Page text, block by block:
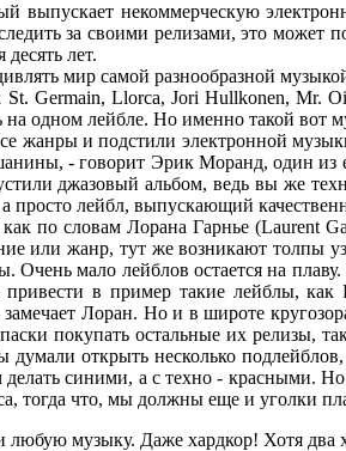
выпускает некоммерческую
за своими релизами, это
десять лет.
мир самой разнообразной
Germain, Llorca, Jori Hullkonen, Mr.
одном лейбле. Но именно такой вот
жанры и подстили электронной
- говорит Эрик Моранд, один
джазовый альбом, ведь вы же
просто лейбл, выпускающий
как по словам Лорана Гарнье (Laurent
или жанр, тут же возникают
Очень мало лейблов остается на
в пример такие лейблы,
Лоран. Но и в широте
покупать остальные их релизы,
открыть несколько
синими, а с техно - красными.
тогда что, мы должны еще и уголки
любую музыку. Даже хардкор! Хотя